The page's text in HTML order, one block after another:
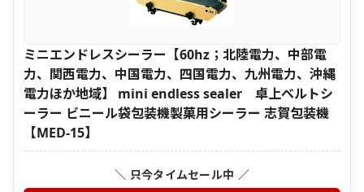
ミニエンドレスシーラー【60hz；北陸電力、中部電
力、関西電力、中国電力、四国電力、九州電力、沖縄
電力ほか地域】 mini endless sealer 卓上ベルトシ
ーラー ビニール袋包装機製菓用シーラー 志賀包装機
【MED-15】
＼ 只今タイムセール中 ／